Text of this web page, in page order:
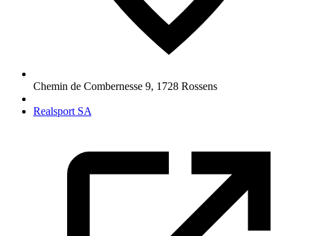
Chemin de Combernesse 9, 1728 Rossens
Realsport SA